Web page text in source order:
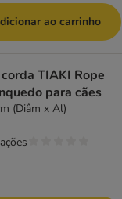
ao carrinho
TIAKI Rope
para cães
(Diâm x Al)